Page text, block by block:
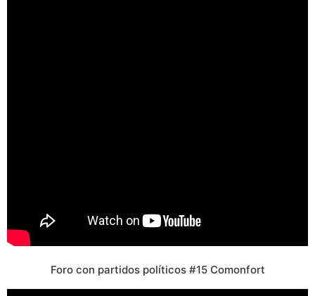
Foro con partidos políticos #15 Comonfort